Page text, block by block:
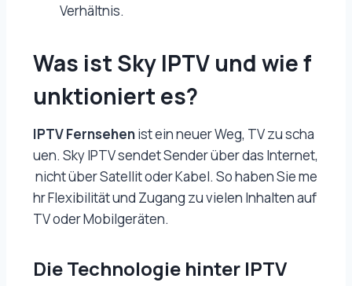
Verhältnis.
Was ist Sky IPTV und wie f
unktioniert es?
IPTV Fernsehenist ein neuer Weg, TV zu scha
uen. Sky IPTV sendet Sender über das Internet,
nicht über Satellit oder Kabel. So haben Sie me
hr Flexibilität und Zugang zu vielen Inhalten auf
TV oder Mobilgeräten.
Die Technologie hinter IPTV